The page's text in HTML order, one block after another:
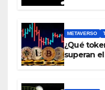
METAVERSO
¿Qué
superan